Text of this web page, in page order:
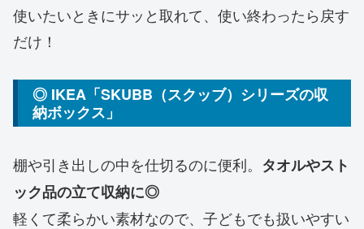
使いたいときにサッと取れて、使い終わったら戻す
だけ！
◎ IKEA「SKUBB（スクッブ）シリーズの収
納ボックス」
棚や引き出しの中を仕切るのに便利。 タオルやスト
ック品の立て収納に◎
軽くて柔らかい素材なので、子どもでも扱いやすい